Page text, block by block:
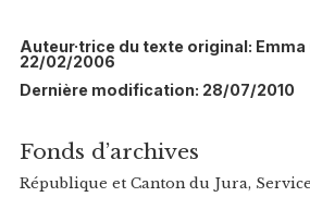
Auteur·trice du texte original: Emma
22/02/2006
Dernière modification: 28/07/2010
Fonds d’archives
République et Canton du Jura,